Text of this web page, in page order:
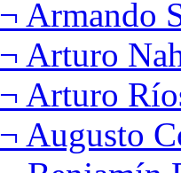
¬ Armando
¬ Arturo
¬ Arturo
¬ Augusto